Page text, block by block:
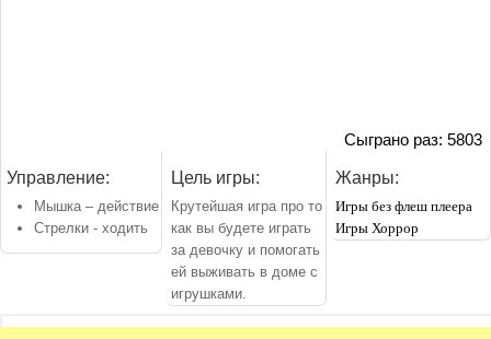
Сыграно раз: 5803
Управление:
Мышка – действие
Стрелки - ходить
Цель игры:
Крутейшая игра про то
как вы будете играть
за девочку и помогать
ей выживать в доме с
игрушками.
Жанры:
Игры без флеш плеера
Игры Хоррор